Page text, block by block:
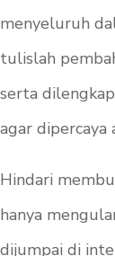
menyeluruh
tulislah
serta
agar dipercaya
Hindari
hanya
dijumpai di